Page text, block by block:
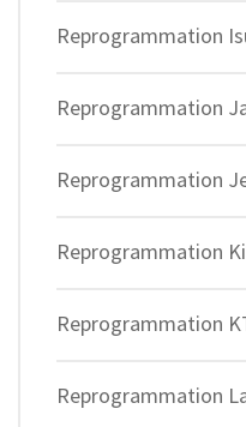
Reprogrammation
Reprogrammation
Reprogrammation
Reprogrammation
Reprogrammation
Reprogrammation